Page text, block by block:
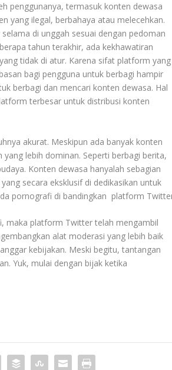
penggunanya, termasuk konten dewasa
yang ilegal, berbahaya atau melecehkan.
selama di unggah sesuai dengan pedoman
tahun terakhir, ada kekhawatiran
tidak di atur. Karena sifat platform yang
bagi pengguna untuk berbagi hampir
berbagi dan mencari konten dewasa. Hal
terbesar untuk distribusi konten
akurat. Meskipun ada banyak konten
lebih dominan. Seperti berbagi berita,
Konten dewasa hanyalah sebagian
secara eksklusif di dedikasikan untuk
pornografi di bandingkan platform
maka platform Twitter telah mengambil
alat moderasi yang lebih baik
kebijakan. Meski begitu, tantangan
Yuk, mulai dengan bijak ketika